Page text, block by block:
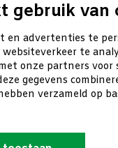
gebruik van
en advertenties te
te
onze partners voor
gegevens
verzameld op